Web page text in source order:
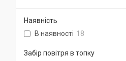
Наявність
В наявності 18
Забір повітря в топку